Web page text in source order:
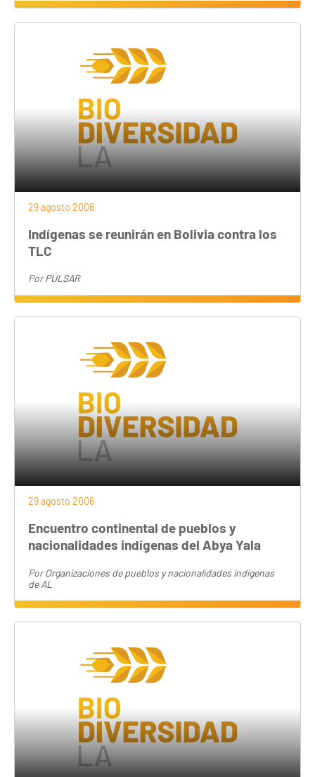
29 agosto 2006
Indígenas se reunirán en Bolivia contra los
TLC
PorPÚLSAR
29 agosto 2006
Encuentro continental de pueblos y
nacionalidades indígenas del Abya Yala
PorOrganizaciones de pueblos y nacionalidades indígenas
de AL